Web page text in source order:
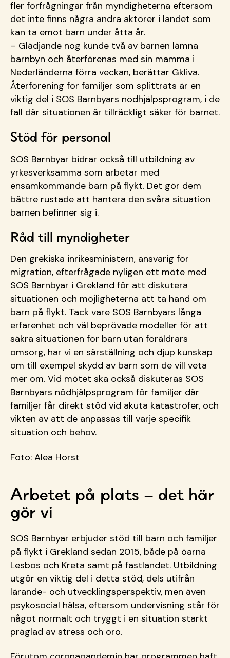
fler förfrågningar från myndigheterna eftersom
det inte finns några andra aktörer i landet som
kan ta emot barn under åtta år.
– Glädjande nog kunde två av barnen lämna
barnbyn och återförenas med sin mamma i
Nederländerna förra veckan, berättar Gkliva.
Återförening för familjer som splittrats är en
viktig del i SOS Barnbyars nödhjälpsprogram, i de
fall där situationen är tillräckligt säker för barnet.
Stöd för personal
SOS Barnbyar bidrar också till utbildning av
yrkesverksamma som arbetar med
ensamkommande barn på flykt. Det gör dem
bättre rustade att hantera den svåra situation
barnen befinner sig i.
Råd till myndigheter
Den grekiska inrikesministern, ansvarig för
migration, efterfrågade nyligen ett möte med
SOS Barnbyar i Grekland för att diskutera
situationen och möjligheterna att ta hand om
barn på flykt. Tack vare SOS Barnbyars långa
erfarenhet och väl beprövade modeller för att
säkra situationen för barn utan föräldrars
omsorg, har vi en särställning och djup kunskap
om till exempel skydd av barn som de vill veta
mer om. Vid mötet ska också diskuteras SOS
Barnbyars nödhjälpsprogram för familjer där
familjer får direkt stöd vid akuta katastrofer, och
vikten av att de anpassas till varje specifik
situation och behov.
Foto: Alea Horst
Arbetet på plats – det här
gör vi
SOS Barnbyar erbjuder stöd till barn och familjer
på flykt i Grekland sedan 2015, både på öarna
Lesbos och Kreta samt på fastlandet. Utbildning
utgör en viktig del i detta stöd, dels utifrån
lärande- och utvecklingsperspektiv, men även
psykosocial hälsa, eftersom undervisning står för
något normalt och tryggt i en situation starkt
präglad av stress och oro.